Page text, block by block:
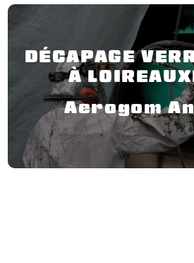
DÉCAPAGE
À
Aerogom